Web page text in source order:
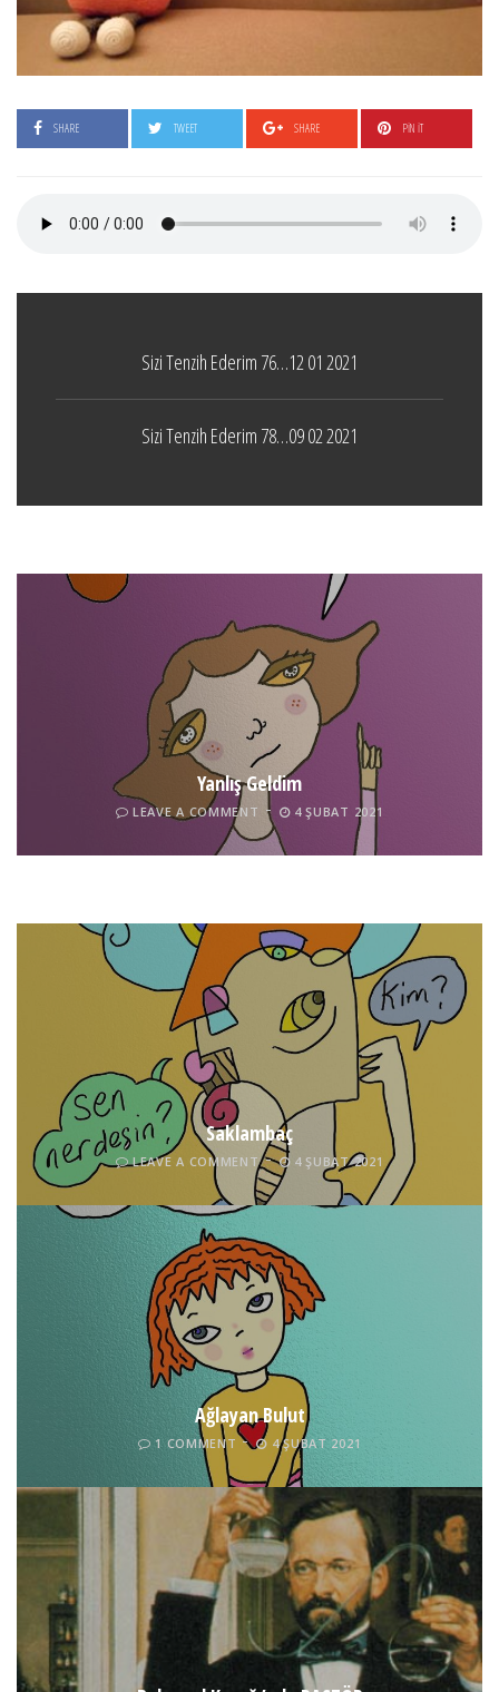
SHARE TWEET SHARE PIN IT
Sizi Tenzih Ederim 76…12 01 2021
Sizi Tenzih Ederim 78…09 02 2021
Yanlış Geldim
LEAVE A COMMENT 4 ŞUBAT 2021
Tel İnsan
LEAVE A COMMENT 4 ŞUBAT 2021
Saklambaç
LEAVE A COMMENT 4 ŞUBAT 2021
Ağlayan Bulut
1 COMMENT 4 ŞUBAT 2021